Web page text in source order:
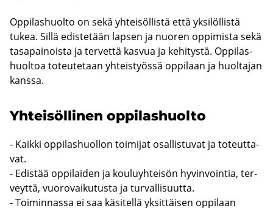
Op­pi­las­huol­to on sekä yh­tei­söl­lis­tä että yk­si­löl­lis­tä
tukea. Sillä edis­te­tään lap­sen ja nuo­ren op­pi­mis­ta sekä
ta­sa­pai­nois­ta ja ter­vet­tä kas­vua ja ke­hi­tys­tä. Op­pi­las­
huol­toa to­teu­te­taan yh­teis­työs­sä op­pi­laan ja huol­ta­jan
kans­sa.
Yh­tei­söl­li­nen op­pi­las­huol­to
- Kaik­ki op­pi­las­huol­lon toi­mi­jat osal­lis­tu­vat ja to­teut­ta­
vat.
- Edis­tää op­pi­lai­den ja kou­lu­yh­tei­sön hy­vin­voin­tia, ter­
veyt­tä, vuo­ro­vai­ku­tus­ta ja tur­val­li­suut­ta.
- Toi­min­nas­sa ei saa kä­si­tel­lä yk­sit­täi­sen op­pi­laan